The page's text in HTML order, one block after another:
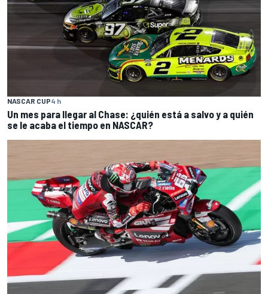
NASCAR CUP4 h
Un mes para llegar al Chase: ¿quién está a salvo y a quién
se le acaba el tiempo en NASCAR?